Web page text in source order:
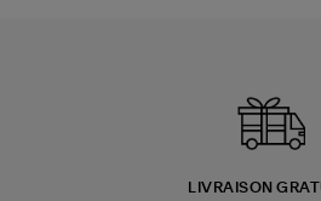
LIVRAISON